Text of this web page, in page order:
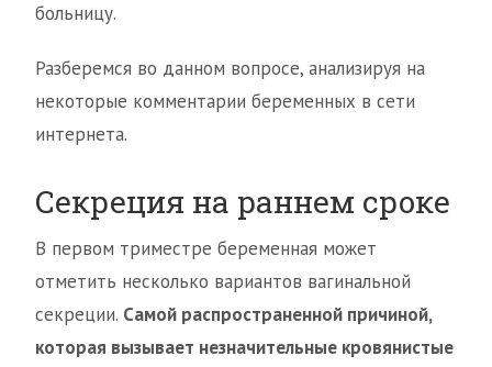
больницу.
Разберемся во данном вопросе, анализируя на
некоторые комментарии беременных в сети
интернета.
Секреция на раннем сроке
В первом триместре беременная может
отметить несколько вариантов вагинальной
секреции. Самой распространенной причиной,
которая вызывает незначительные кровянистые